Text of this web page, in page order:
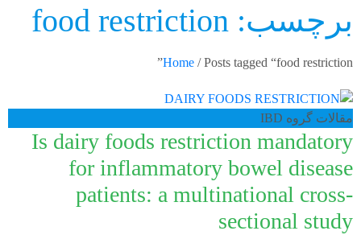
برچسب: food restriction
Home / Posts tagged “food restriction”
مقالات گروه IBD
Is dairy foods restriction mandatory
for inflammatory bowel disease
patients: a multinational cross-
sectional study